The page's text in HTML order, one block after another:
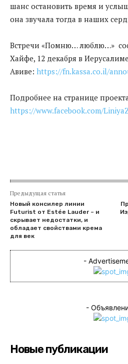
шанс остановить время и
она звучала тогда в наших
Встречи «Помню… люблю…»
Хайфе, 12 декабря в
Авиве: https://fn.kassa.co.il/
Подробнее на странице
https://www.facebook.com/
Предыдущая статья
Новый консилер линии
Futurist от Estée Lauder – и
скрывает недостатки, и
обладает свойствами крема
для век
-
-
Новые публикации